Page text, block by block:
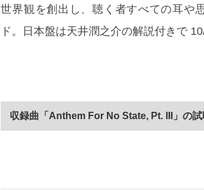
世界観を創出し、聴く者すべての耳や
ド。日本盤は天井潤之介の解説付きで
収録曲「Anthem For No State, Pt. III」の試